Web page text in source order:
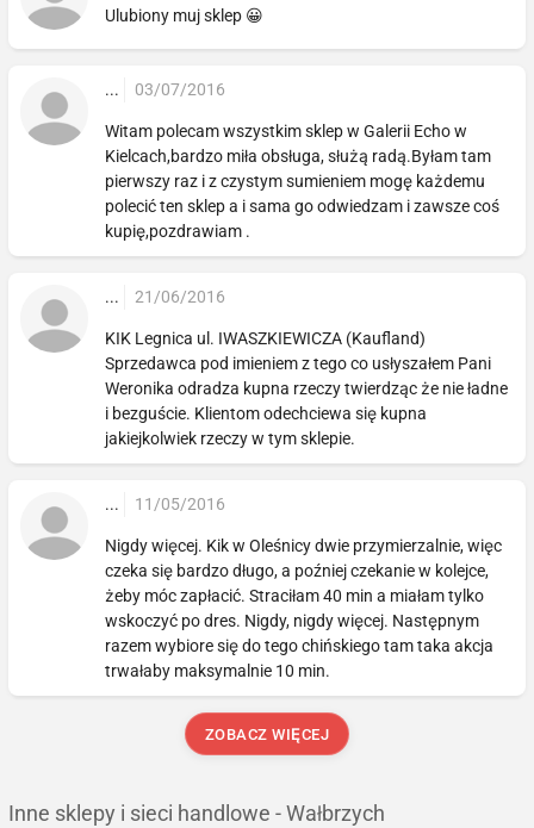
Ulubiony muj sklep 😀
... 03/07/2016
Witam polecam wszystkim sklep w Galerii Echo w
Kielcach,bardzo miła obsługa, służą radą.Byłam tam
pierwszy raz i z czystym sumieniem mogę każdemu
polecić ten sklep a i sama go odwiedzam i zawsze coś
kupię,pozdrawiam .
... 21/06/2016
KIK Legnica ul. IWASZKIEWICZA (Kaufland)
Sprzedawca pod imieniem z tego co usłyszałem Pani
Weronika odradza kupna rzeczy twierdząc że nie ładne
i bezguście. Klientom odechciewa się kupna
jakiejkolwiek rzeczy w tym sklepie.
... 11/05/2016
Nigdy więcej. Kik w Oleśnicy dwie przymierzalnie, więc
czeka się bardzo długo, a poźniej czekanie w kolejce,
żeby móc zapłacić. Straciłam 40 min a miałam tylko
wskoczyć po dres. Nigdy, nigdy więcej. Następnym
razem wybiore się do tego chińskiego tam taka akcja
trwałaby maksymalnie 10 min.
ZOBACZ WIĘCEJ
Inne sklepy i sieci handlowe - Wałbrzych